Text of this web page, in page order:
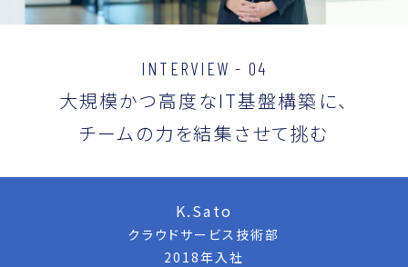
I N T ERVI EW - 04
大規模かつ高度なIT基盤構築に、
チームの力を結集させて挑む
K.Sato
クラウドサービス技術部
2018年入社